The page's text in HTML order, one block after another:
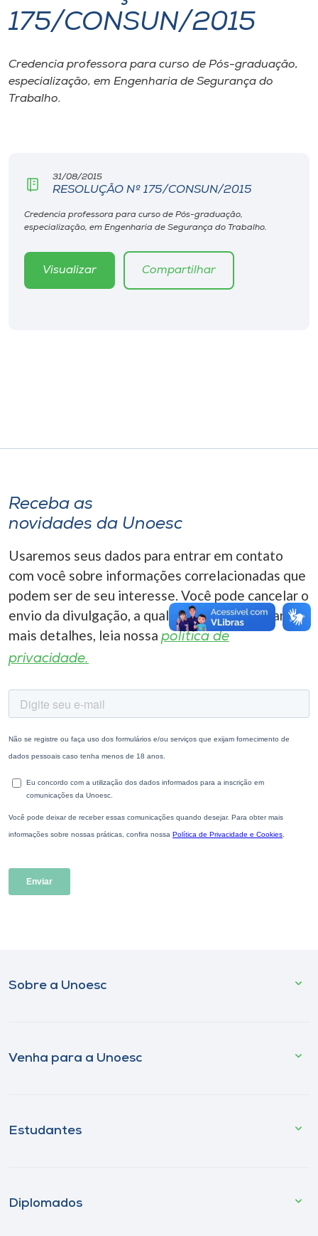
I.nova
Diplomados
Rádio
A+
175/CONSUN/2015
Credencia professora para curso de Pós-graduação,
especialização, em Engenharia de Segurança do
Trabalho.
31/08/2015
RESOLUÇÃO Nº 175/CONSUN/2015
Credencia professora para curso de Pós-graduação,
especialização, em Engenharia de Segurança do Trabalho.
Visualizar Compartilhar
Receba as
novidades da Unoesc
Usaremos seus dados para entrar em contato
com você sobre informações correlacionadas que
podem ser de seu interesse. Você pode cancelar o
envio da divulgação, a qualquer momento. Para
mais detalhes, leia nossa política de
privacidade.
Sobre a Unoesc
Venha para a Unoesc
Estudantes
Diplomados